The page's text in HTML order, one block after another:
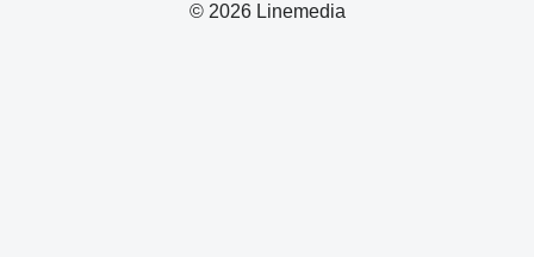
© 2026 Linemedia